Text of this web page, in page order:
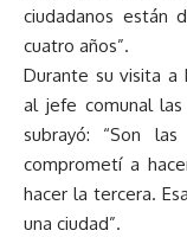
ciudadanos están
cuatro años”.
Durante su visita a
al jefe comunal
subrayó: “Son
comprometí a
hacer la tercera.
una ciudad”.